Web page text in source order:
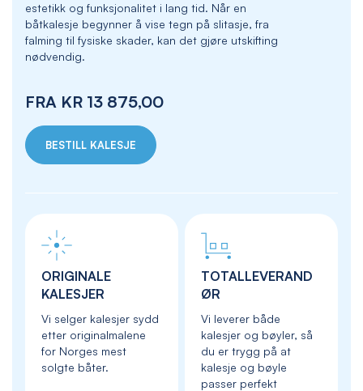
estetikk og funksjonalitet i lang tid. Når en
båtkalesje begynner å vise tegn på slitasje, fra
falming til fysiske skader, kan det gjøre utskifting
nødvendig.
FRA KR 13 875,00
BESTILL KALESJE
ORIGINALE
KALESJER
Vi selger kalesjer sydd
etter originalmalene
for Norges mest
solgte båter.
TOTALLEVERAND
ØR
Vi leverer både
kalesjer og bøyler, så
du er trygg på at
kalesje og bøyle
passer perfekt